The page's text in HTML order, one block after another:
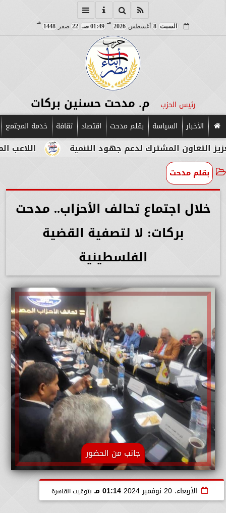
السبت 8 أغسطس 2026
مـ
01:49 صـ 22 صفر 1448
هـ
رئيس الحزب م. مدحت حسنين بركات
الأخبار السياسة بقلم مدحت اقتصاد ثقافة خدمة المجتمع
اللاعب المصري المشترك لدعم جهود التنمية
بقلم مدحت
خلال اجتماع تحالف الأحزاب.. مدحت
بركات: لا لتصفية القضية
الفلسطينية
جانب من الحضور
الأربعاء، 20 نوفمبر 2024 01:14 مـ بتوقيت القاهرة